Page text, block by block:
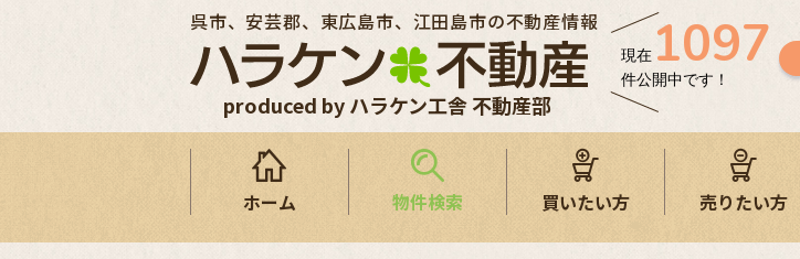
produced by ハラケン工舎 不動産部
呉市、安芸郡、東広島市、江田島市の不動産情報
現在 1097
件公開中です！
ホーム 物件検索 買いたい方 売りたい方